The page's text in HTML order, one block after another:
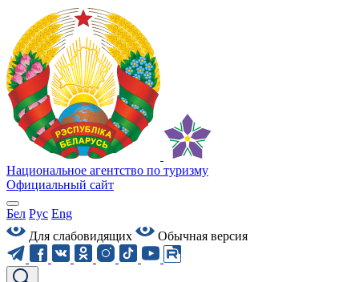
Национальное агентство по туризму
Официальный сайт
Бел Рус Eng
Для слабовидящих
Обычная версия